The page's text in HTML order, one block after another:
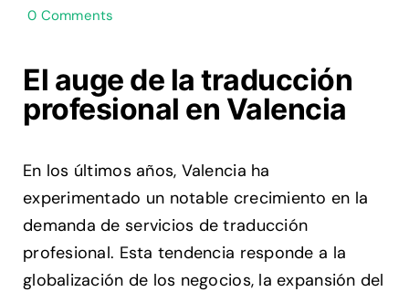
0 Comments
demanda
de
servicios
de
profesional
en
Valencia
impulsa
el
sector
local
El auge de la traducción
profesional en Valencia
En los últimos años, Valencia ha
experimentado un notable crecimiento en la
demanda de servicios de traducción
profesional. Esta tendencia responde a la
globalización de los negocios, la expansión del